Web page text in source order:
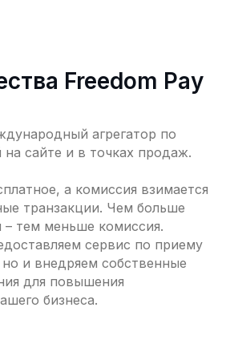
Freedom Pay
агрегатор по
сайте и в точках продаж.
а комиссия взимается
транзакции. Чем больше
тем меньше комиссия.
сервис по приему
и внедряем собственные
для повышения
бизнеса.